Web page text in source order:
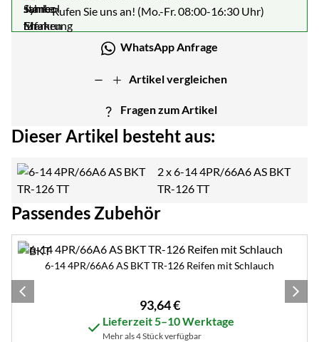
Rufen Sie uns an! (Mo.-Fr. 08:00-16:30 Uhr)
WhatsApp Anfrage
Artikel vergleichen
Fragen zum Artikel
Dieser Artikel besteht aus:
2 x6-14 4PR/66A6 AS BKT
TR-126 TT
Passendes Zubehör
Zubehör überspringen
6-14 4PR/66A6 AS BKT TR-126 Reifen mit Schlauch
93,64€
Lieferzeit 5–10 Werktage
Mehr als 4 Stück verfügbar